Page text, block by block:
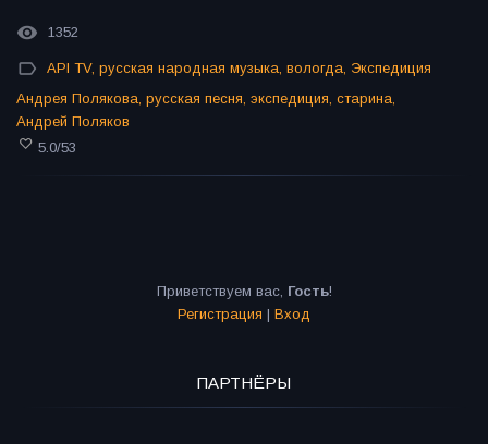
1352
API TV, русская народная музыка, вологда, Экспедиция
Андрея Полякова, русская песня, экспедиция, старина,
Андрей Поляков
5.0/53
Приветствуем вас, Гость!
Регистрация | Вход
ПАРТНЁРЫ